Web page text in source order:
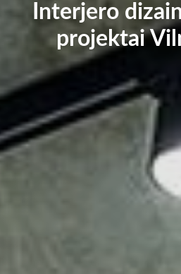
Interjero
projektai